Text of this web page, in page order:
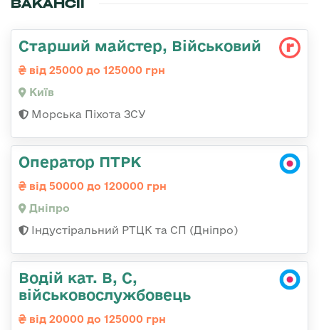
ВАКАНСІЇ
Старший майстер, Військовий
від 25000 до 125000 грн
Київ
Морська Піхота ЗСУ
Оператор ПТРК
від 50000 до 120000 грн
Дніпро
Індустіральний РТЦК та СП (Дніпро)
Водій кат. В, С,
військовослужбовець
від 20000 до 125000 грн